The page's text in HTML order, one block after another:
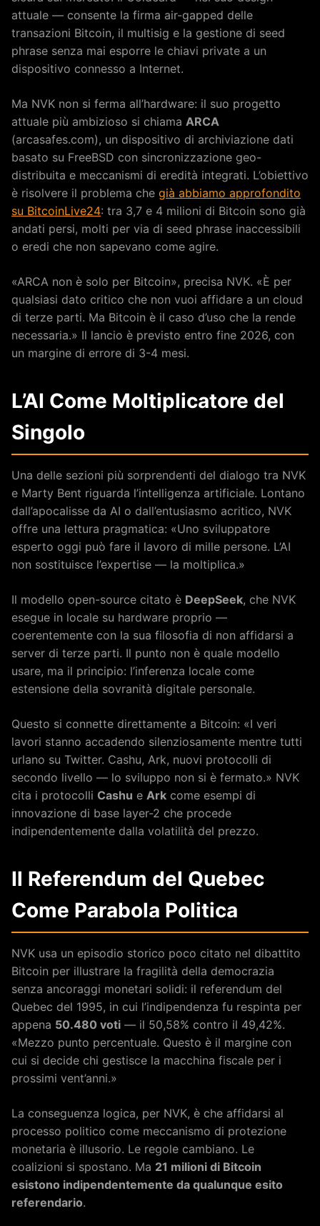
attuale — consente la firma air-gapped delle
transazioni Bitcoin, il multisig e la gestione di seed
phrase senza mai esporre le chiavi private a un
dispositivo connesso a Internet.
Ma NVK non si ferma all’hardware: il suo progetto
attuale più ambizioso si chiama ARCA
(arcasafes.com), un dispositivo di archiviazione dati
basato su FreeBSD con sincronizzazione geo-
distribuita e meccanismi di eredità integrati. L’obiettivo
è risolvere il problema che già abbiamo approfondito
su BitcoinLive24: tra 3,7 e 4 milioni di Bitcoin sono già
andati persi, molti per via di seed phrase inaccessibili
o eredi che non sapevano come agire.
«ARCA non è solo per Bitcoin», precisa NVK. «È per
qualsiasi dato critico che non vuoi affidare a un cloud
di terze parti. Ma Bitcoin è il caso d’uso che la rende
necessaria.» Il lancio è previsto entro fine 2026, con
un margine di errore di 3-4 mesi.
L’AI Come Moltiplicatore del
Singolo
Una delle sezioni più sorprendenti del dialogo tra NVK
e Marty Bent riguarda l’intelligenza artificiale. Lontano
dall’apocalisse da AI o dall’entusiasmo acritico, NVK
offre una lettura pragmatica: «Uno sviluppatore
esperto oggi può fare il lavoro di mille persone. L’AI
non sostituisce l’expertise — la moltiplica.»
Il modello open-source citato è DeepSeek, che NVK
esegue in locale su hardware proprio —
coerentemente con la sua filosofia di non affidarsi a
server di terze parti. Il punto non è quale modello
usare, ma il principio: l’inferenza locale come
estensione della sovranità digitale personale.
Questo si connette direttamente a Bitcoin: «I veri
lavori stanno accadendo silenziosamente mentre tutti
urlano su Twitter. Cashu, Ark, nuovi protocolli di
secondo livello — lo sviluppo non si è fermato.» NVK
cita i protocolli Cashu e Ark come esempi di
innovazione di base layer-2 che procede
indipendentemente dalla volatilità del prezzo.
Il Referendum del Quebec
Come Parabola Politica
NVK usa un episodio storico poco citato nel dibattito
Bitcoin per illustrare la fragilità della democrazia
senza ancoraggi monetari solidi: il referendum del
Quebec del 1995, in cui l’indipendenza fu respinta per
appena 50.480 voti — il 50,58% contro il 49,42%.
«Mezzo punto percentuale. Questo è il margine con
cui si decide chi gestisce la macchina fiscale per i
prossimi vent’anni.»
La conseguenza logica, per NVK, è che affidarsi al
processo politico come meccanismo di protezione
monetaria è illusorio. Le regole cambiano. Le
coalizioni si spostano. Ma 21 milioni di Bitcoin
esistono indipendentemente da qualunque esito
referendario.